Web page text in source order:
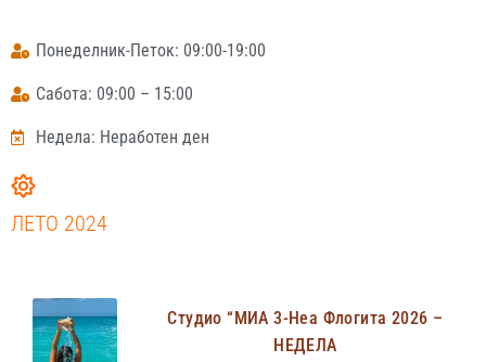
Понеделник-Петок: 09:00-19:00
Сабота: 09:00 – 15:00
Недела: Неработен ден
ЛЕТО 2024
Студио “МИА 3-Неа Флогита 2026 –
НЕДЕЛА